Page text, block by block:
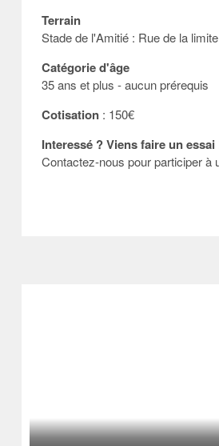
Terrain
Stade de l'Amitié : Rue de la
Catégorie d'âge
35 ans et plus - aucun prérequis
Cotisation : 150€
Interessé ? Viens faire un essai
Contactez-nous pour participer à